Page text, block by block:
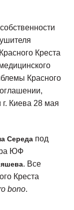
Креста
Красного
Киева 28 мая
Середа под
ЮФ
. Все
Креста
bono.